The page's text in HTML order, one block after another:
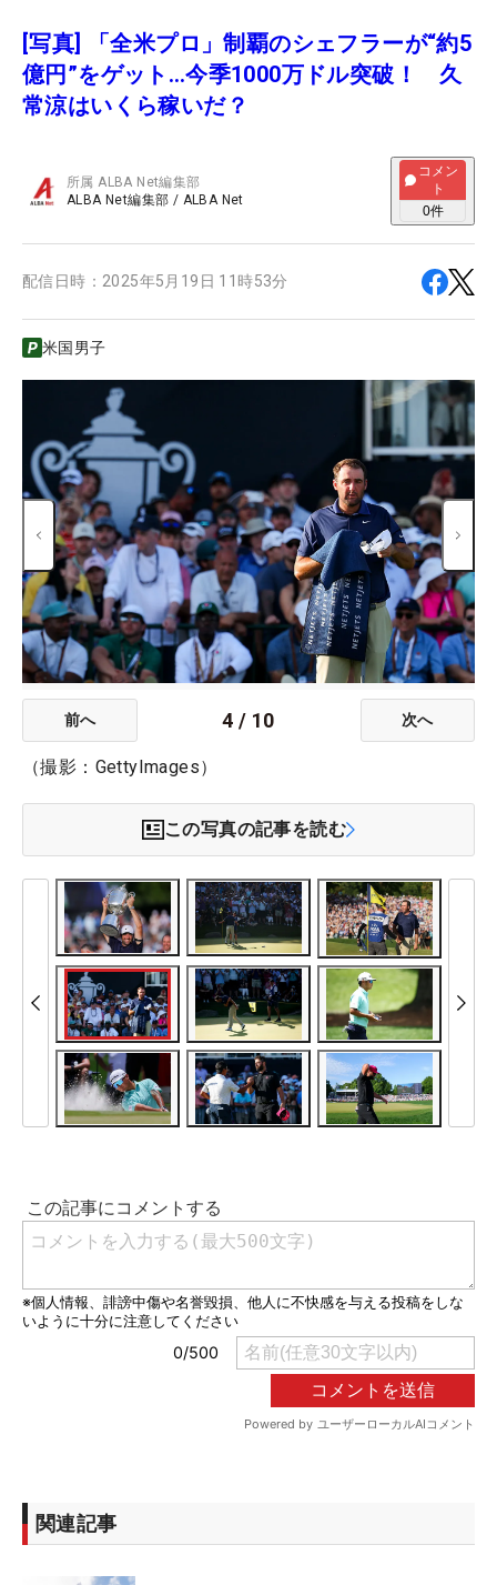
[写真] 「全米プロ」制覇のシェフラーが“約5
億円”をゲット…今季1000万ドル突破！ 久
常涼はいくら稼いだ？
所属ALBA Net編集部
ALBA Net編集部 / ALBA Net
コメン
ト
0件
配信日時： 2025年5月19日 11時53分
米国男子
前へ 4 / 10 次へ
（撮影：GettyImages）
この写真の記事を読む
関連記事